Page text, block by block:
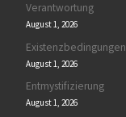
Verantwortung
August 1, 2026
Existenzbedingungen
August 1, 2026
Entmystifizierung
August 1, 2026